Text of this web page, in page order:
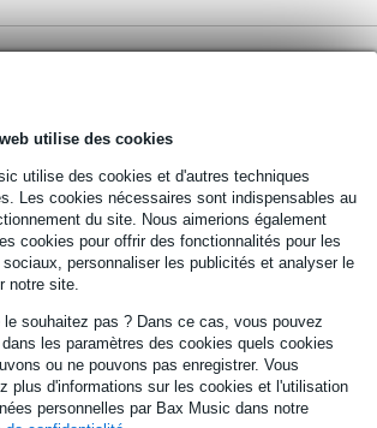
utilise des cookies
utilise des cookies et d'autres techniques
Les cookies nécessaires sont indispensables au
du site. Nous aimerions également
cookies pour offrir des fonctionnalités pour les
sociaux, personnaliser les publicités et analyser le
notre site.
le souhaitez pas ? Dans ce cas, vous pouvez
les paramètres des cookies quels cookies
ou ne pouvons pas enregistrer. Vous
plus d'informations sur les cookies et l'utilisation
personnelles par Bax Music dans notre
stock
en stock chez le fournisseur)
Ajouter au panier
= livraison mardi